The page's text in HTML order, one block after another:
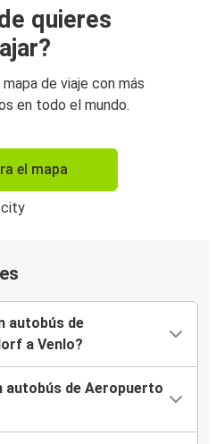
quieres
de viaje con más
en todo el mundo.
el mapa
autobús de
a Venlo?
autobús de Aeropuerto